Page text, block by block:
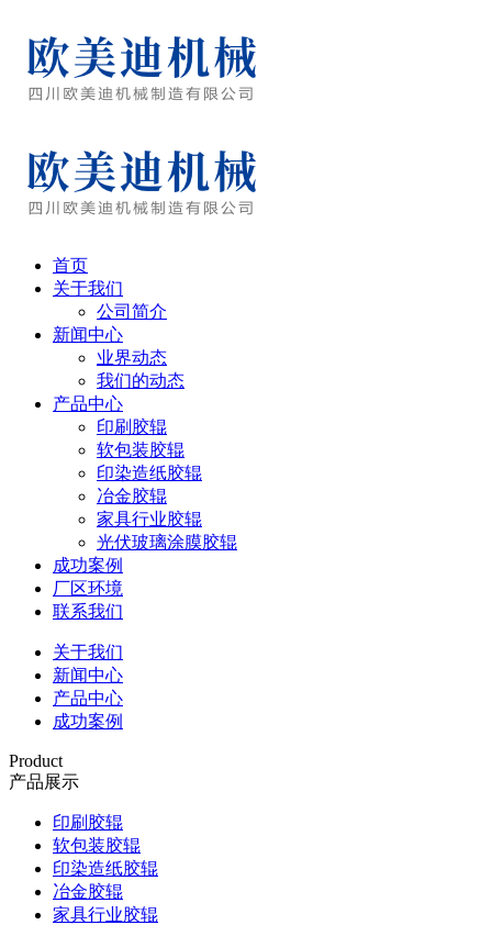
首页
关于我们
公司简介
新闻中心
业界动态
我们的动态
产品中心
印刷胶辊
软包装胶辊
印染造纸胶辊
冶金胶辊
家具行业胶辊
光伏玻璃涂膜胶辊
成功案例
厂区环境
联系我们
关于我们
新闻中心
产品中心
成功案例
Product
产品展示
印刷胶辊
软包装胶辊
印染造纸胶辊
冶金胶辊
家具行业胶辊